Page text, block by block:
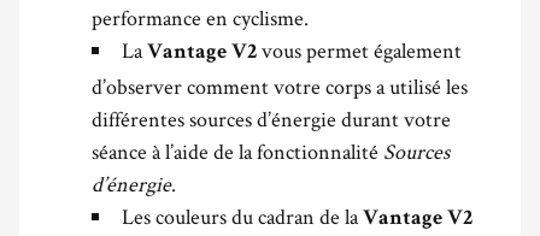
performance en cyclisme.
La Vantage V2 vous permet également
d’observer comment votre corps a utilisé les
différentes sources d’énergie durant votre
séance à l’aide de la fonctionnalité Sources
d’énergie.
Les couleurs du cadran de la Vantage V2